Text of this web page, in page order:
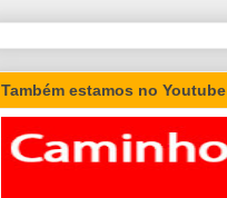
Também estamos no Youtube